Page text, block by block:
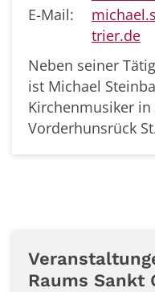
E-Mail:
trier.de
Neben seiner
ist Michael
Kirchenmusiker in
Vorderhunsrück
Raums Sankt